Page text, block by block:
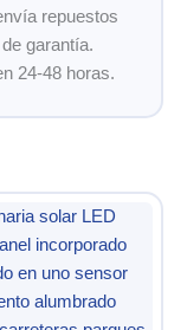
repuestos
garantía.
24-48 horas.